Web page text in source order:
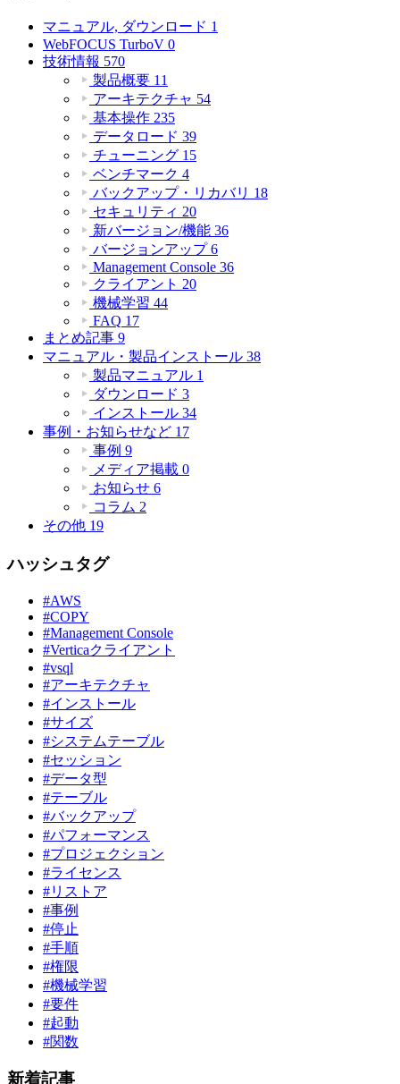
マニュアル, ダウンロード 1
WebFOCUS TurboV 0
技術情報 570
製品概要 11
アーキテクチャ 54
基本操作 235
データロード 39
チューニング 15
ベンチマーク 4
バックアップ・リカバリ 18
セキュリティ 20
新バージョン/機能 36
バージョンアップ 6
Management Console 36
クライアント 20
機械学習 44
FAQ 17
まとめ記事 9
マニュアル・製品インストール 38
製品マニュアル 1
ダウンロード 3
インストール 34
事例・お知らせなど 17
事例 9
メディア掲載 0
お知らせ 6
コラム 2
その他 19
ハッシュタグ
#AWS
#COPY
#Management Console
#Verticaクライアント
#vsql
#アーキテクチャ
#インストール
#サイズ
#システムテーブル
#セッション
#データ型
#テーブル
#バックアップ
#パフォーマンス
#プロジェクション
#ライセンス
#リストア
#事例
#停止
#手順
#権限
#機械学習
#要件
#起動
#関数
新着記事